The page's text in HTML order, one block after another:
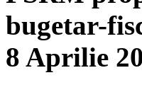
bugetar-
8 Aprilie